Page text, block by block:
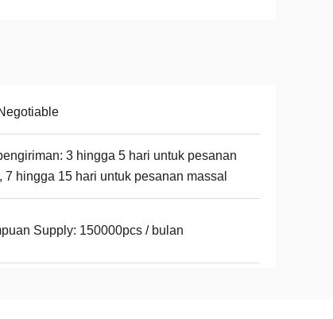
3 hingga 5 hari untuk pesanan
7 hingga 15 hari untuk pesanan massal
Supply: 150000pcs / bulan